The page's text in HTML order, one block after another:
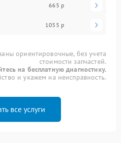
665 р
1055 р
ориентировочные, без учета
стоимости запчастей.
на бесплатную диагностику.
и укажем на неисправность.
все услуги